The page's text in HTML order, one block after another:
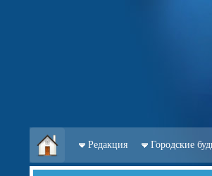
Редакция Городские